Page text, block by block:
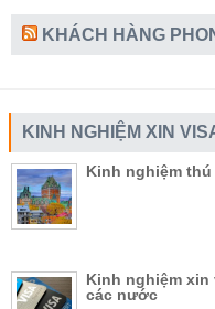
KHÁCH HÀNG
KINH NGHIỆM XIN
Kinh nghiệm
Kinh nghiệm
các nước